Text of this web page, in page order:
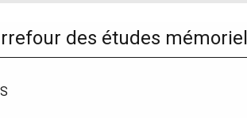
des études